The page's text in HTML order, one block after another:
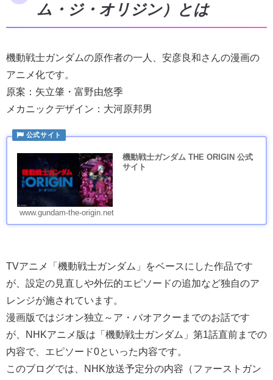
ム・ジ・オリジン）とは
機動戦士ガンダムの原作者の一人、安彦良和さんの漫画の
アニメ化です。
原案：矢立肇・富野由悠季
メカニックデザイン：大河原邦男
機動戦士ガンダム THE ORIGIN 公式
サイト
www.gundam-the-origin.net
TVアニメ「機動戦士ガンダム」をベースにした作品です
が、設定の見直しや外伝的エピソードの追加など独自のア
レンジが施されています。
漫画版ではジオン独立～ア・バオアクーまでのお話です
が、NHKアニメ版は「機動戦士ガンダム」第1話直前までの
内容で、エピソード0といった内容です。
このブログでは、NHK放送予定分の内容（ファーストガン